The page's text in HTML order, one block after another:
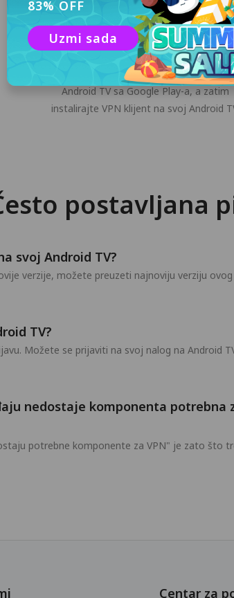
Preuzmite i instalirajte
Kliknite dugme "Besplatno preuzimanje"
preuzmite instalacioni program
Android TV sa Google Play-a, a zatim
instalirajte VPN klijent na svoj Android
postavljana
svoj Android TV?
verzije, možete preuzeti najnoviju verziju
TV?
Možete se prijaviti na svoj nalog na Android
nedostaje komponenta potrebna
potrebne komponente za VPN" je zato što
83% OFF
Uzmi sada
Centar za